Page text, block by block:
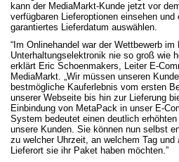
kann der MediaMarkt-Kunde jetzt vor
verfügbaren Lieferoptionen einsehen und
garantiertes Lieferdatum auswählen.
“Im Onlinehandel war der Wettbewerb im
Unterhaltungselektronik nie so groß wie
erklärt Eric Schoenmakers, Leiter E-
MediaMarkt. „Wir müssen unseren
bestmögliche Kauferlebnis vom ersten
unserer Webseite bis hin zur Lieferung
Einbindung von MetaPack in unser E-
System bedeutet einen deutlich
unsere Kunden. Sie können nun selbst
zu welcher Uhrzeit, an welchem Tag und
Lieferort sie ihr Paket haben möchten.”